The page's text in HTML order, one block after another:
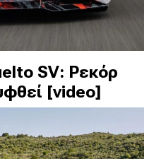
SV: Ρεκόρ
[video]